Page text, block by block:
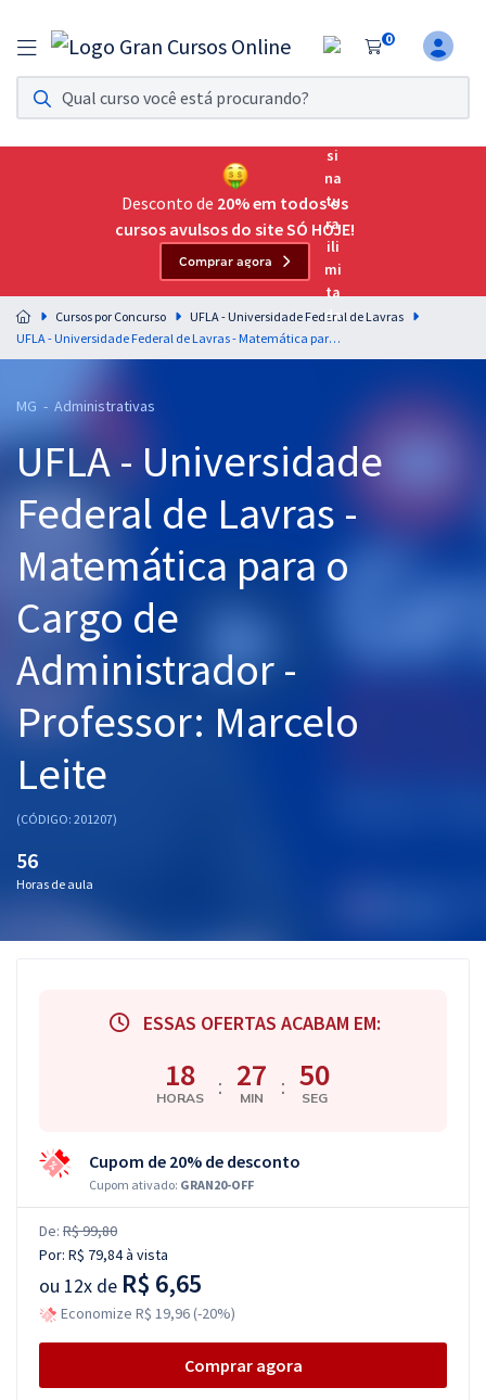
0
Assinatura Ilimitada 11
Acesso a todos os cursos. Teste grátis por 7 dias!
Assinatura OAB Até Passar
Acesso ilimitado a toda preparação para o Exame da
Residências Multiprofissionais
Preparação completa e intensiva para as principais
residências em saúde do Brasil
Cursos 20% OFF
Pós
Graduação
OAB
Mentorias
Questões grátis
Desconto de 20% em todos os
cursos avulsos do site SÓ HOJE!
Comprar agora
Cursos por Concurso
UFLA - Universidade Federal de Lavras
UFLA - Universidade Federal de Lavras - Matemática para o Cargo de Administrador - Professor: Marcelo Leite
MG - Administrativas
UFLA - Universidade
Federal de Lavras -
Matemática para o
Cargo de
Administrador -
Professor: Marcelo
Leite
(CÓDIGO: 201207)
56
Horas de aula
ESSAS OFERTAS ACABAM EM:
18
HORAS : 27
MIN : 49
SEG
Cupom de 20% de desconto
Cupom ativado: GRAN20-OFF
De: R$ 99,80
Por: R$ 79,84à vista
ou 12x de R$ 6,65
Economize R$ 19,96 (-20%)
Comprar agora